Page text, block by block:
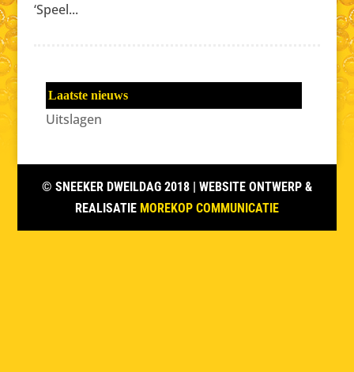
‘Speel...
Laatste nieuws
Uitslagen
© SNEEKER DWEILDAG 2018| WEBSITE ONTWERP &
REALISATIE MOREKOP COMMUNICATIE